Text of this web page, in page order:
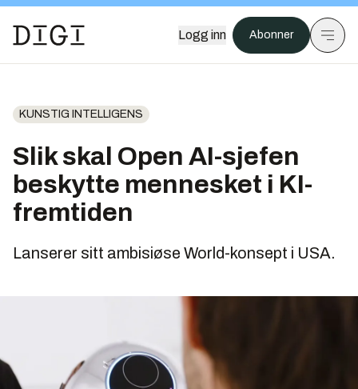
Logg inn Abonner
KUNSTIG INTELLIGENS
Slik skal Open AI-sjefen
beskytte mennesket i KI-
fremtiden
Lanserer sitt ambisiøse World-konsept i USA.